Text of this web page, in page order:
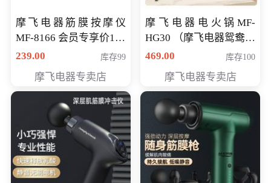
摩飞电器筋膜按摩仪
MF-8166 会员专享价168
元
239.00 库存99
摩飞电器专卖店
摩飞电器电火锅MF-
HG30 （摩飞电器鸳鸯锅
MF-HG30 ） 会员专享价
469.00 库存100
摩飞电器专卖店